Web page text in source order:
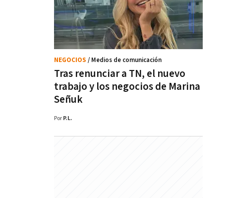
Tras renunciar a TN, el nuevo
trabajo y los negocios de Marina
Señuk
NEGOCIOS / Medios de comunicación
Por P.L.